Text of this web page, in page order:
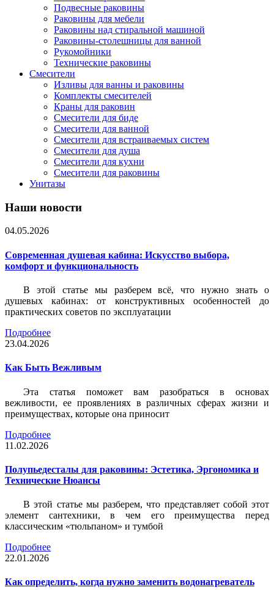
Подвесные раковины
Раковины для мебели
Раковины над стиральной машиной
Раковины-столешницы для ванной
Рукомойники
Технические раковины
Смесители
Изливы для ванны и раковины
Комплекты смесителей
Краны для раковин
Смесители для биде
Смесители для ванной
Смесители для встраиваемых систем
Смесители для душа
Смесители для кухни
Смесители для раковины
Унитазы
Наши новости
04.05.2026
Современная душевая кабина: Искусство выбора,
комфорт и функциональность
В этой статье мы разберем всё, что нужно знать о
душевых кабинах: от конструктивных особенностей до
практических советов по эксплуатации
Подробнее
23.04.2026
Как Быть Вежливым
Эта статья поможет вам разобраться в основах
вежливости, ее проявлениях в различных сферах жизни и
преимуществах, которые она приносит
Подробнее
11.02.2026
Полупьедесталы для раковины: Эстетика, Эргономика и
Технические Нюансы
В этой статье мы разберем, что представляет собой этот
элемент сантехники, в чем его преимущества перед
классическим «тюльпаном» и тумбой
Подробнее
22.01.2026
Как определить, когда нужно заменить водонагреватель